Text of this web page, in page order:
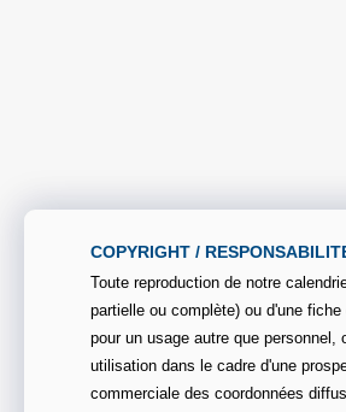
COPYRIGHT /
Toute reproduction de notre
partielle ou complète) ou d'une
pour un usage autre que personnel,
utilisation dans le cadre d'une
commerciale des coordonnées